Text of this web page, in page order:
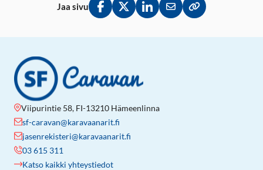
Jaa sivu
Jaa Facebookissa
Jaa Twitterissä
Jaa LinkedInissä
Jaa sähköpostitse
Kopioi linkki
Viipurintie 58, FI-13210 Hämeenlinna
sf-caravan@karavaanarit.fi
jasenrekisteri@karavaanarit.fi
03 615 311
Katso kaikki yhteystiedot